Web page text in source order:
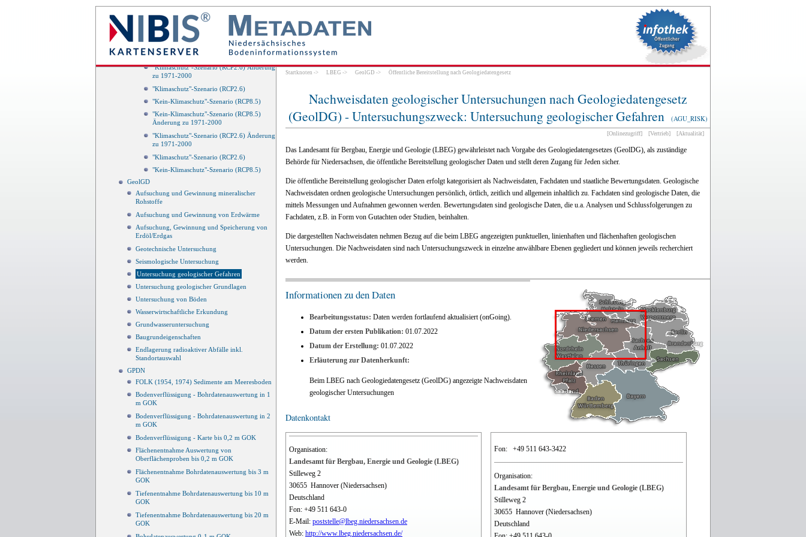
zu 1971-2000
"Klimaschutz"-Szenario (RCP2.6)
"Kein-Klimaschutz"-Szenario (RCP8.5)
"Kein-Klimaschutz"-Szenario (RCP8.5)
Änderung zu 1971-2000
"Klimaschutz"-Szenario (RCP2.6) Änderung
zu 1971-2000
"Klimaschutz"-Szenario (RCP2.6)
"Kein-Klimaschutz"-Szenario (RCP8.5)
"Kein-Klimaschutz"-Szenario (RCP8.5)
Änderung zu 1971-2000
"Klimaschutz"-Szenario (RCP2.6) Änderung
zu 1971-2000
"Klimaschutz"-Szenario (RCP2.6)
"Kein-Klimaschutz"-Szenario (RCP8.5)
GeolGD
Aufsuchung und Gewinnung mineralischer
Rohstoffe
Aufsuchung und Gewinnung von Erdwärme
Aufsuchung, Gewinnung und Speicherung von
Erdöl/Erdgas
Geotechnische Untersuchung
Seismologische Untersuchung
Untersuchung geologischer Gefahren
Untersuchung geologischer Grundlagen
Untersuchung von Böden
Wasserwirtschaftliche Erkundung
Grundwasseruntersuchung
Baugrundeigenschaften
Endlagerung radioaktiver Abfälle inkl.
Standortauswahl
GPDN
FOLK (1954, 1974) Sedimente am Meeresboden
Bodenverflüssigung - Bohrdatenauswertung in 1
m GOK
Bodenverflüssigung - Bohrdatenauswertung in 2
m GOK
Bodenverflüssigung - Karte bis 0,2 m GOK
Flächenentnahme Auswertung von
Oberflächenproben bis 0,2 m GOK
Flächenentnahme Bohrdatenauswertung bis 3 m
GOK
Tiefenentnahme Bohrdatenauswertung bis 10 m
GOK
Tiefenentnahme Bohrdatenauswertung bis 20 m
GOK
Startknoten -> LBEG -> GeolGD -> Öffentliche Bereitstellung nach Geologiedatengesetz
Nachweisdaten geologischer Untersuchungen nach Geologiedatengesetz
(GeolDG) - Untersuchungszweck: Untersuchung geologischer Gefahren(AGU_RISK)
[Onlinezugriff] [Vertrieb] [Aktualität]
Das Landesamt für Bergbau, Energie und Geologie (LBEG) gewährleistet nach Vorgabe des Geologiedatengesetzes (GeolDG), als zuständige
Behörde für Niedersachsen, die öffentliche Bereitstellung geologischer Daten und stellt deren Zugang für Jeden sicher.
Die öffentliche Bereitstellung geologischer Daten erfolgt kategorisiert als Nachweisdaten, Fachdaten und staatliche Bewertungsdaten. Geologische
Nachweisdaten ordnen geologische Untersuchungen persönlich, örtlich, zeitlich und allgemein inhaltlich zu. Fachdaten sind geologische Daten, die
mittels Messungen und Aufnahmen gewonnen werden. Bewertungsdaten sind geologische Daten, die u.a. Analysen und Schlussfolgerungen zu
Fachdaten, z.B. in Form von Gutachten oder Studien, beinhalten.
Die dargestellten Nachweisdaten nehmen Bezug auf die beim LBEG angezeigten punktuellen, linienhaften und flächenhaften geologischen
Untersuchungen. Die Nachweisdaten sind nach Untersuchungszweck in einzelne anwählbare Ebenen gegliedert und können jeweils recherchiert
werden.
Informationen zu den Daten
Bearbeitungsstatus: Daten werden fortlaufend aktualisiert (onGoing).
Datum der ersten Publikation: 01.07.2022
Datum der Erstellung: 01.07.2022
Erläuterung zur Datenherkunft:
Beim LBEG nach Geologiedatengesetz (GeolDG) angezeigte Nachweisdaten
geologischer Untersuchungen
Datenkontakt
Organisation:
Landesamt für Bergbau, Energie und Geologie (LBEG)
Stilleweg 2
30655 Hannover (Niedersachsen)
Deutschland
Fon: +49 511 643-0
E-Mail: poststelle@lbeg.niedersachsen.de
Web: http://www.lbeg.niedersachsen.de/
Fon: +49 511 643-3422
Organisation:
Landesamt für Bergbau, Energie und Geologie (LBEG)
Stilleweg 2
30655 Hannover (Niedersachsen)
Deutschland